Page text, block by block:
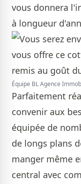
vous donnera
à longueur
Équipe BL Agence
Parfaitement
convenir aux
équipée de
de longs plans
manger même
central avec